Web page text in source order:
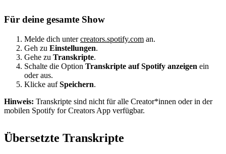
Für deine gesamte Show
Melde dich untercreators.spotify.com an.
Geh zu Einstellungen.
Gehe zu Transkripte.
Schalte die Option Transkripte auf Spotify anzeigen ein
oder aus.
Klicke aufSpeichern.
Hinweis: Transkripte sind nicht für alle Creator*innen oder in der
mobilen Spotify for Creators App verfügbar.
Übersetzte Transkripte